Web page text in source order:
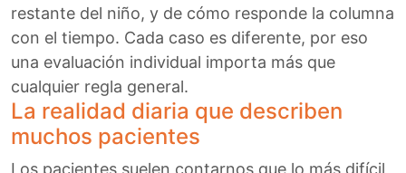
restante del niño, y de cómo responde la columna
con el tiempo. Cada caso es diferente, por eso
una evaluación individual importa más que
cualquier regla general.
La realidad diaria que describen
muchos pacientes